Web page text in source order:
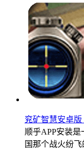
兖矿智慧安卓版
顺乎APP安装
国那个战火纷